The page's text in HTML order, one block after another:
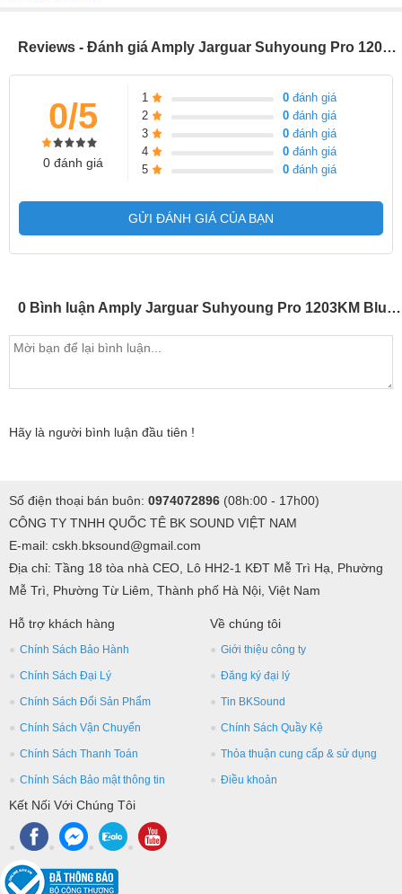
Reviews - Đánh giá Amply Jarguar Suhyoung Pro 1203KM Bluetooth (Giá 1 chiếc)
0/5
0 đánh giá
1 0 đánh giá
2
0 đánh giá
3
0 đánh giá
4
0 đánh giá
5
0 đánh giá
GỬI ĐÁNH GIÁ CỦA BẠN
0 Bình luận Amply Jarguar Suhyoung Pro 1203KM Bluetooth (Giá 1 chiếc)
Hãy là người bình luận đầu tiên !
Số điện thoại bán buôn: 0974072896 (08h:00 - 17h00)
CÔNG TY TNHH QUỐC TÊ BK SOUND VIỆT NAM
E-mail: cskh.bksound@gmail.com
Địa chỉ: Tầng 18 tòa nhà CEO, Lô HH2-1 KĐT Mễ Trì Hạ, Phường
Mễ Trì, Phường Từ Liêm, Thành phố Hà Nội, Việt Nam
Hỗ trợ khách hàng
Chính Sách Bảo Hành
Chính Sách Đại Lý
Chính Sách Đổi Sản Phẩm
Chính Sách Vận Chuyển
Chính Sách Thanh Toán
Chính Sách Bảo mật thông tin
Về chúng tôi
Giới thiệu công ty
Đăng ký đại lý
Tin BKSound
Chính Sách Quầy Kệ
Thỏa thuận cung cấp & sử dụng
Điều khoản
Kết Nối Với Chúng Tôi